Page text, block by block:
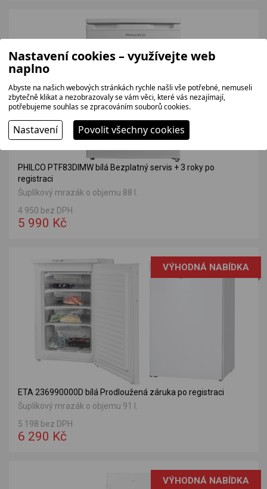
PHILCO PTF83DIMW bílá Bezplatný servis + 3 roky po
registraci
Šuplíkový mrazák o objemu 88 l.
4 950 bez DPH
5 990 Kč
VÝHODNÁ NABÍDKA
ETA 236990000D bílá Prodloužená záruka po registraci
Šuplíkový mrazák o objemu 91 l.
5 198 bez DPH
6 290 Kč
VÝHODNÁ NABÍDKA
Nastavení cookies – využívejte web
naplno
Abyste na našich webových stránkách rychle našli vše potřebné, nemuseli
zbytečně klikat a nezobrazovaly se vám věci, které vás nezajímají,
potřebujeme souhlas se zpracováním souborů cookies.
Nastavení Povolit všechny cookies